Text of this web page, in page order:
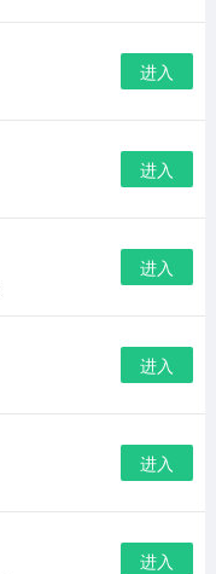
进入
进入
进入
进入
进入
进入